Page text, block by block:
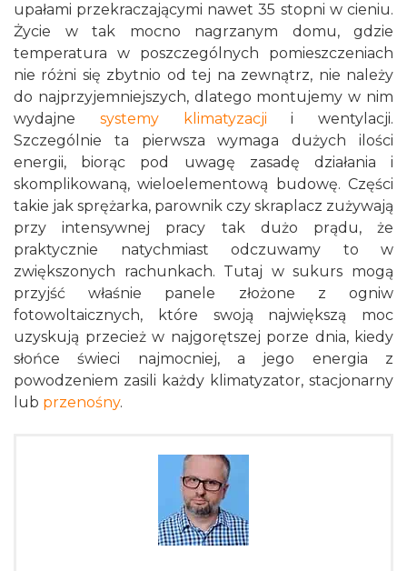
upałami przekraczającymi nawet 35 stopni w cieniu.
Życie w tak mocno nagrzanym domu, gdzie
temperatura w poszczególnych pomieszczeniach
nie różni się zbytnio od tej na zewnątrz, nie należy
do najprzyjemniejszych, dlatego montujemy w nim
wydajne systemy klimatyzacji i wentylacji.
Szczególnie ta pierwsza wymaga dużych ilości
energii, biorąc pod uwagę zasadę działania i
skomplikowaną, wieloelementową budowę. Części
takie jak sprężarka, parownik czy skraplacz zużywają
przy intensywnej pracy tak dużo prądu, że
praktycznie natychmiast odczuwamy to w
zwiększonych rachunkach. Tutaj w sukurs mogą
przyjść właśnie panele złożone z ogniw
fotowoltaicznych, które swoją największą moc
uzyskują przecież w najgorętszej porze dnia, kiedy
słońce świeci najmocniej, a jego energia z
powodzeniem zasili każdy klimatyzator, stacjonarny
lub przenośny.